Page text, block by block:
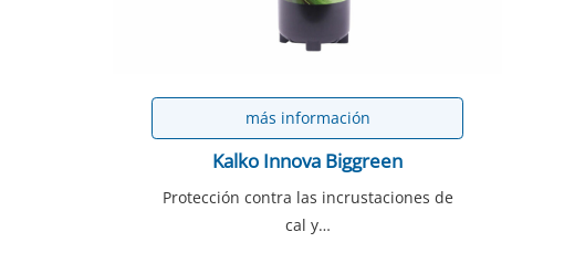
más información
Kalko Innova Biggreen
Protección contra las incrustaciones de
cal y…